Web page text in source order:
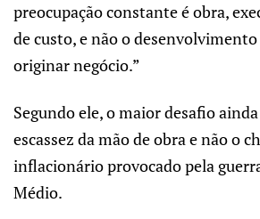
preocupação constante é obra,
de custo, e não o desenvolvimento
originar negócio.”
Segundo ele, o maior desafio
escassez da mão de obra e não o
inflacionário provocado pela
Médio.